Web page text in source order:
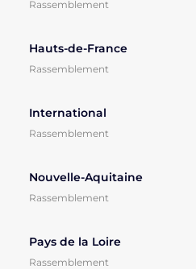
Rassemblement
Hauts-de-France
Rassemblement
International
Rassemblement
Nouvelle-Aquitaine
Rassemblement
Pays de la Loire
Rassemblement